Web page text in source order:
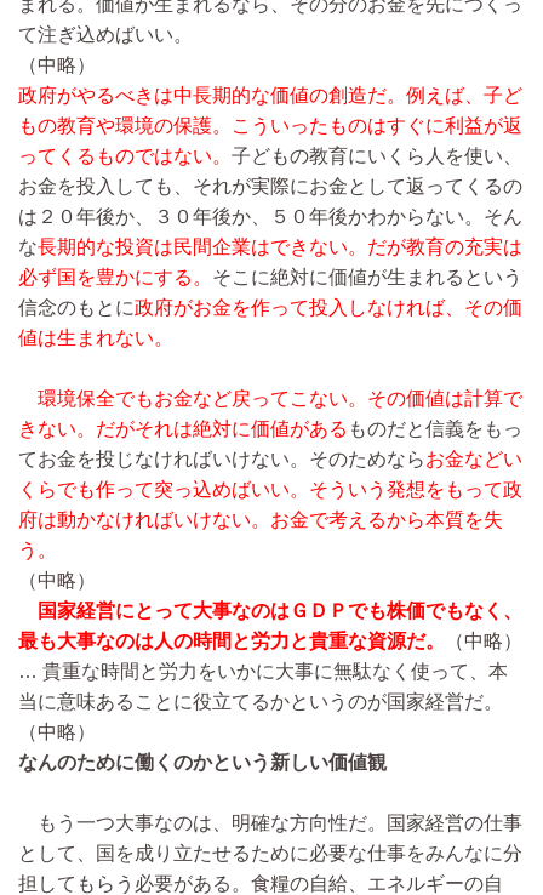
て注ぎ込めばいい。
（中略）
政府がやるべきは中長期的な価値の創造だ。例えば、子ど
もの教育や環境の保護。こういったものはすぐに利益が返
ってくるものではない。 子どもの教育にいくら人を使い、
お金を投入しても、それが実際にお金として返ってくるの
は２０年後か、３０年後か、５０年後かわからない。そん
な長期的な投資は民間企業はできない。だが教育の充実は
必ず国を豊かにする。 そこに絶対に価値が生まれるという
信念のもとに政府がお金を作って投入しなければ、その価
値は生まれない。
環境保全でもお金など戻ってこない。その価値は計算で
きない。だがそれは絶対に価値がある ものだと信義をもっ
てお金を投じなければいけない。そのためならお金などい
くらでも作って突っ込めばいい。そういう発想をもって政
府は動かなければいけない。お金で考えるから本質を失
う。
（中略）
国家経営にとって大事なのはＧＤＰでも株価でもなく、
最も大事なのは人の時間と労力と貴重な資源だ。
（中略）
… 貴重な時間と労力をいかに大事に無駄なく使って、本
当に意味あることに役立てるかというのが国家経営だ。
（中略）
なんのために働くのかという新しい価値観
もう一つ大事なのは、明確な方向性だ。国家経営の仕事
として、国を成り立たせるために必要な仕事をみんなに分
担してもらう必要がある。食糧の自給、エネルギーの自